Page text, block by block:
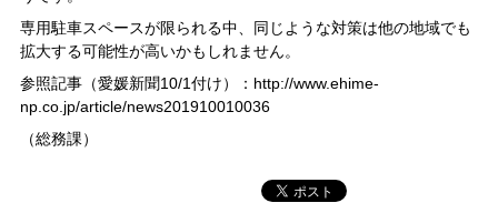
専用駐車スペースが限られる中、同じような対策は他の地域でも
拡大する可能性が高いかもしれません。
参照記事（愛媛新聞10/1付け）：http://www.ehime-
np.co.jp/article/news201910010036
（総務課）